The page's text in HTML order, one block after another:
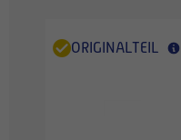
ORIGINALTEIL